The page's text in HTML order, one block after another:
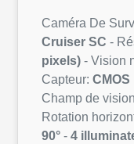
Caméra De
Cruiser SC -
pixels) - Vision
Capteur: CMOS
Champ de
Rotation
90° - 4